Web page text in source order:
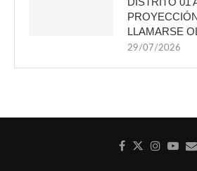
LLAMARSE
29/07/2026